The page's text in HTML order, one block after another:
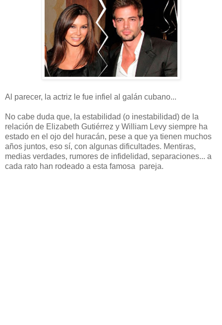
Al parecer, la actriz le fue infiel al galán cubano...
No cabe duda que, la estabilidad (o inestabilidad) de la
relación de Elizabeth Gutiérrez y William Levy siempre ha
estado en el ojo del huracán, pese a que ya tienen muchos
años juntos, eso sí, con algunas dificultades. Mentiras,
medias verdades, rumores de infidelidad, separaciones... a
cada rato han rodeado a esta famosa pareja.